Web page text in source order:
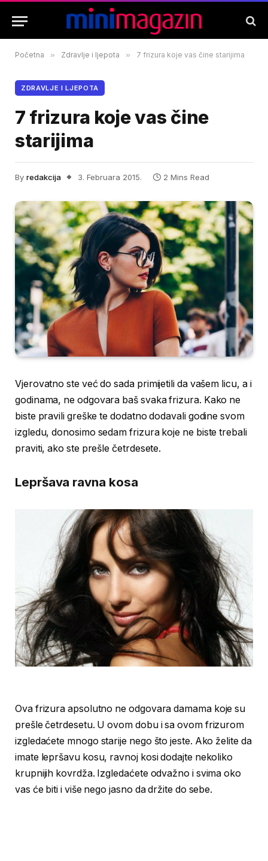
Početna » Zdravlje i ljepota » 7 frizura koje vas čine starijima
ZDRAVLJE I LJEPOTA
7 frizura koje vas čine
starijima
By redakcija 3. Februara 2015. 2 Mins Read
Vjerovatno ste već do sada primijetili da vašem licu, a i
godinama, ne odgovara baš svaka frizura. Kako ne
biste pravili greške te dodatno dodavali godine svom
izgledu, donosimo sedam frizura koje ne biste trebali
praviti, ako ste prešle četrdesete.
Lepršava ravna kosa
Ova frizura apsolutno ne odgovara damama koje su
prešle četrdesetu. U ovom dobu i sa ovom frizurom
izgledaćete mnogo starije nego što jeste. Ako želite da
imate lepršavu kosu, ravnoj kosi dodajte nekoliko
krupnijih kovrdža. Izgledaćete odvažno i svima oko
vas će biti i više nego jasno da držite do sebe.